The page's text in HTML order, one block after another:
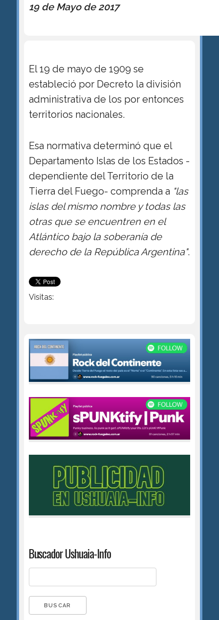
19 de Mayo de 2017
El 19 de mayo de 1909 se
estableció por Decreto la división
administrativa de los por entonces
territorios nacionales.
Esa normativa determinó que el
Departamento Islas de los Estados -
dependiente del Territorio de la
Tierra del Fuego- comprenda a "las
islas del mismo nombre y todas las
otras que se encuentren en el
Atlántico bajo la soberaní­a de
derecho de la República Argentina".
Visitas:
Buscador Ushuaia-Info